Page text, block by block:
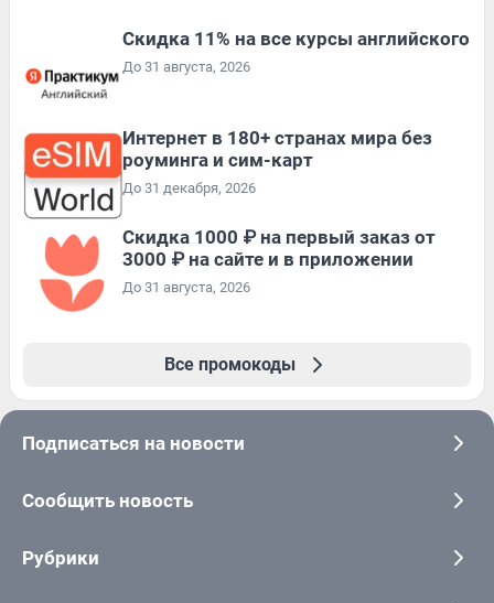
Скидка 11% на все курсы английского
До 31 августа, 2026
Интернет в 180+ странах мира без
роуминга и сим-карт
До 31 декабря, 2026
Скидка 1000 ₽ на первый заказ от
3000 ₽ на сайте и в приложении
До 31 августа, 2026
Все промокоды
Подписаться на новости
Сообщить новость
Рубрики